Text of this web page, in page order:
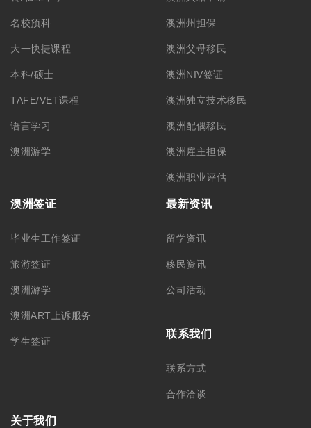
名校预科
大一快捷课程
本科/硕士
TAFE/VET课程
语言学习
澳洲游学
澳洲州担保
澳洲父母移民
澳洲NIV签证
澳洲独立技术移民
澳洲配偶移民
澳洲雇主担保
澳洲职业评估
澳洲签证
毕业生工作签证
旅游签证
澳洲游学
澳洲ART上诉服务
学生签证
最新资讯
留学资讯
移民资讯
公司活动
联系我们
联系方式
合作洽谈
关于我们